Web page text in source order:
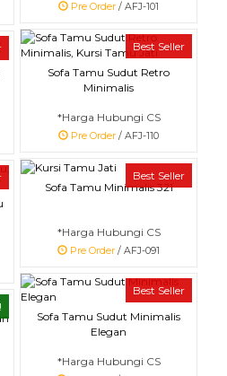
Pre Order / AFJ-101
Best Seller
Sofa Tamu Sudut Retro
Minimalis
*Harga Hubungi CS
Pre Order / AFJ-110
Best Seller
Sofa Tamu Minimalis 321
*Harga Hubungi CS
Pre Order / AFJ-091
Best Seller
Sofa Tamu Sudut Minimalis
Elegan
*Harga Hubungi CS